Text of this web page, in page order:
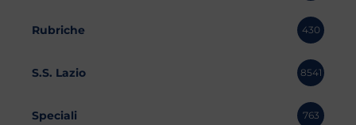
Rubriche 430
S.S. Lazio 8541
Speciali 763